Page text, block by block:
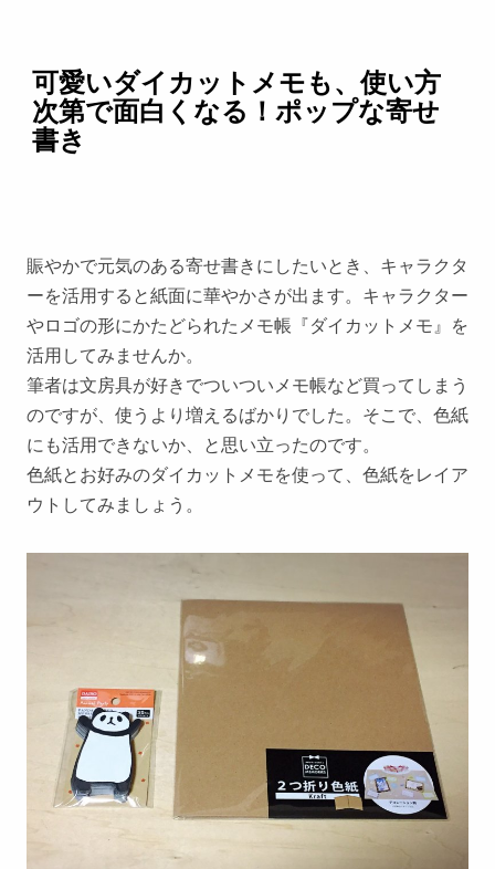
可愛いダイカットメモも、使い方
次第で面白くなる！ポップな寄せ
書き
賑やかで元気のある寄せ書きにしたいとき、キャラクタ
ーを活用すると紙面に華やかさが出ます。キャラクター
やロゴの形にかたどられたメモ帳『ダイカットメモ』を
活用してみませんか。
筆者は文房具が好きでついついメモ帳など買ってしまう
のですが、使うより増えるばかりでした。そこで、色紙
にも活用できないか、と思い立ったのです。
色紙とお好みのダイカットメモを使って、色紙をレイア
ウトしてみましょう。